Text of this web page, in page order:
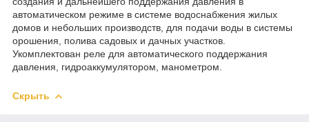
автоматическом режиме в системе водоснабжения жилых
домов и небольших производств, для подачи воды в системы
орошения, полива садовых и дачных участков.
Укомплектован реле для автоматического поддержания
давления, гидроаккумулятором, манометром.
Скрыть